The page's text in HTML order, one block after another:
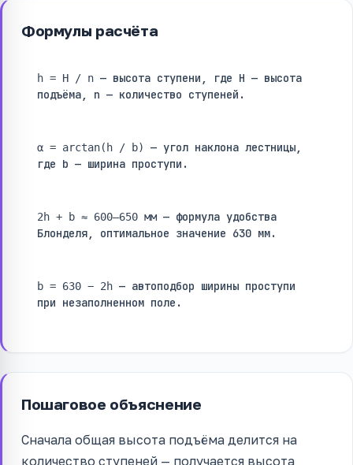
Формулы расчёта
h = H / n — высота ступени, где H — высота
подъёма, n — количество ступеней.
α = arctan(h / b)
— угол наклона лестницы,
где b — ширина проступи.
2h + b ≈ 600–650 мм — формула удобства
Блонделя, оптимальное значение 630 мм.
b = 630 − 2h — автоподбор ширины проступи
при незаполненном поле.
Пошаговое объяснение
Сначала общая высота подъёма делится на
количество ступеней — получается высота